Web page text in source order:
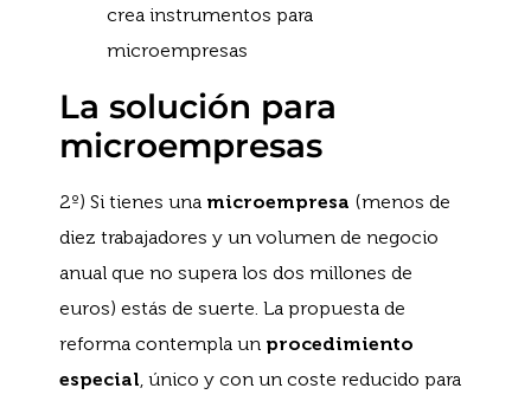
La solución para
microempresas
2º) Si tienes una microempresa (menos de
diez trabajadores y un volumen de negocio
anual que no supera los dos millones de
euros) estás de suerte. La propuesta de
reforma contempla un procedimiento
especial , único y con un coste reducido para